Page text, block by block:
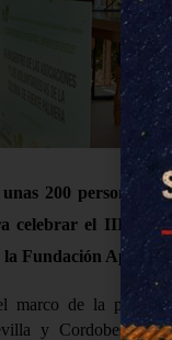
200 personas
celebrar el III
Fundación Aproni.
marco de la
y Cordobesa